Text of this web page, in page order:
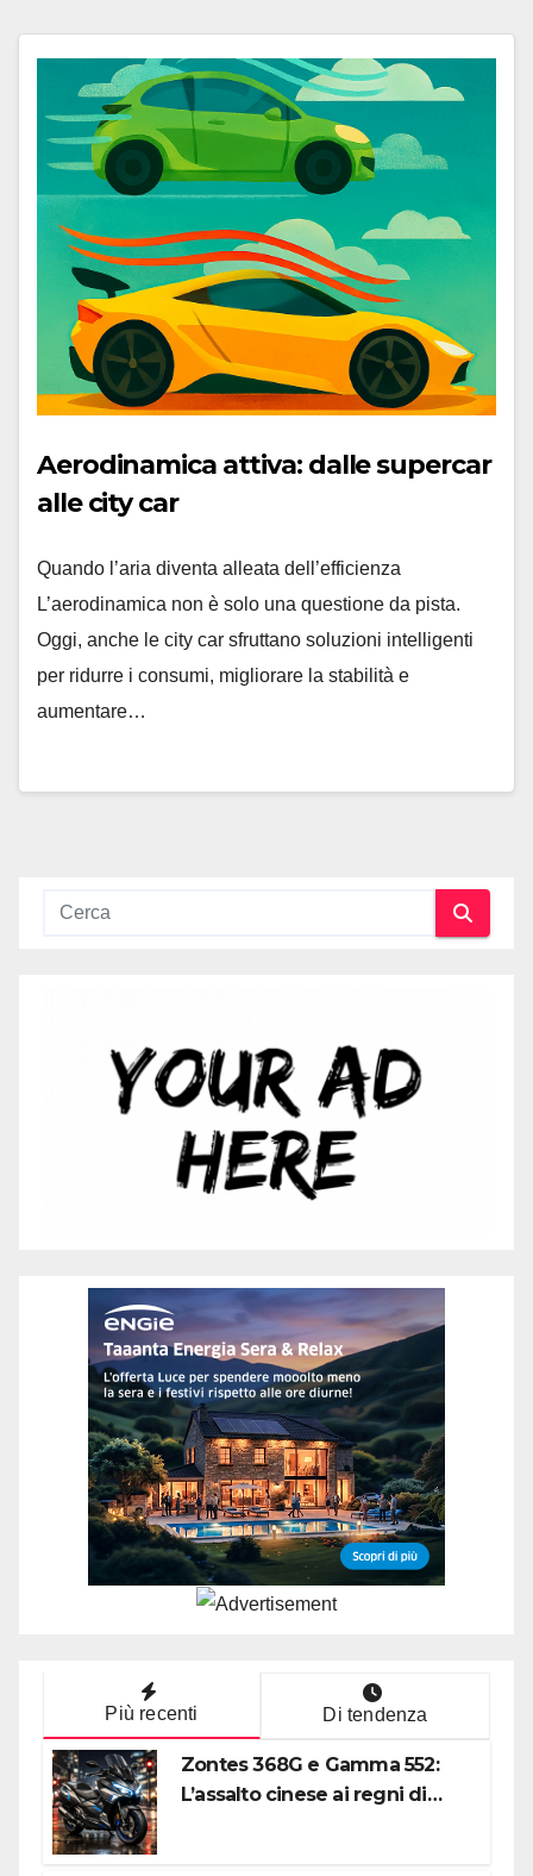
Aerodinamica attiva: dalle supercar
alle city car
Quando l’aria diventa alleata dell’efficienza
L’aerodinamica non è solo una questione da pista.
Oggi, anche le city car sfruttano soluzioni intelligenti
per ridurre i consumi, migliorare la stabilità e
aumentare…
Più recenti Di tendenza
Zontes 368G e Gamma 552:
L’assalto cinese ai regni di